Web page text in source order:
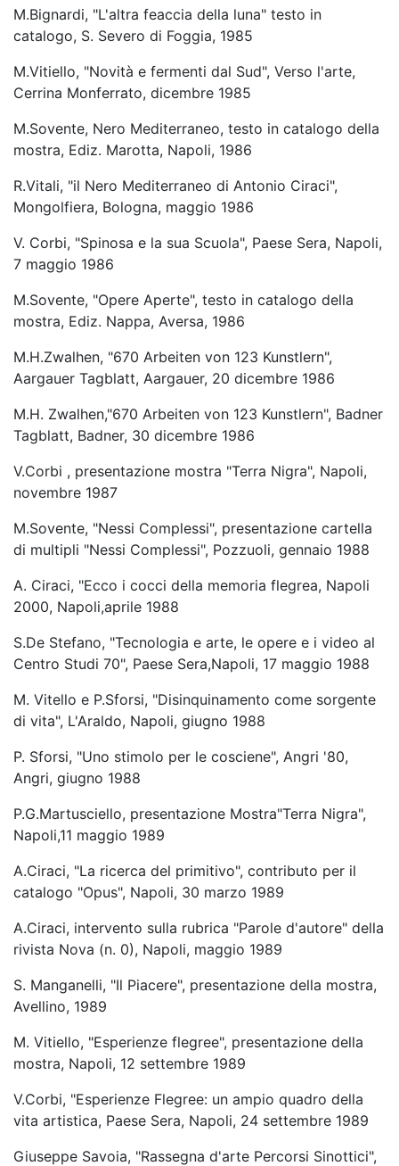
M.Bignardi, "L'altra feaccia della luna" testo in
catalogo, S. Severo di Foggia, 1985
M.Vitiello, "Novità e fermenti dal Sud", Verso l'arte,
Cerrina Monferrato, dicembre 1985
M.Sovente, Nero Mediterraneo, testo in catalogo della
mostra, Ediz. Marotta, Napoli, 1986
R.Vitali, "il Nero Mediterraneo di Antonio Ciraci",
Mongolfiera, Bologna, maggio 1986
V. Corbi, "Spinosa e la sua Scuola", Paese Sera, Napoli,
7 maggio 1986
M.Sovente, "Opere Aperte", testo in catalogo della
mostra, Ediz. Nappa, Aversa, 1986
M.H.Zwalhen, "670 Arbeiten von 123 Kunstlern",
Aargauer Tagblatt, Aargauer, 20 dicembre 1986
M.H. Zwalhen,"670 Arbeiten von 123 Kunstlern", Badner
Tagblatt, Badner, 30 dicembre 1986
V.Corbi , presentazione mostra "Terra Nigra", Napoli,
novembre 1987
M.Sovente, "Nessi Complessi", presentazione cartella
di multipli "Nessi Complessi", Pozzuoli, gennaio 1988
A. Ciraci, "Ecco i cocci della memoria flegrea, Napoli
2000, Napoli,aprile 1988
S.De Stefano, "Tecnologia e arte, le opere e i video al
Centro Studi 70", Paese Sera,Napoli, 17 maggio 1988
M. Vitello e P.Sforsi, "Disinquinamento come sorgente
di vita", L'Araldo, Napoli, giugno 1988
P. Sforsi, "Uno stimolo per le cosciene", Angri '80,
Angri, giugno 1988
P.G.Martusciello, presentazione Mostra"Terra Nigra",
Napoli,11 maggio 1989
A.Ciraci, "La ricerca del primitivo", contributo per il
catalogo "Opus", Napoli, 30 marzo 1989
A.Ciraci, intervento sulla rubrica "Parole d'autore" della
rivista Nova (n. 0), Napoli, maggio 1989
S. Manganelli, "Il Piacere", presentazione della mostra,
Avellino, 1989
M. Vitiello, "Esperienze flegree", presentazione della
mostra, Napoli, 12 settembre 1989
V.Corbi, "Esperienze Flegree: un ampio quadro della
vita artistica, Paese Sera, Napoli, 24 settembre 1989
Giuseppe Savoia, "Rassegna d'arte Percorsi Sinottici",